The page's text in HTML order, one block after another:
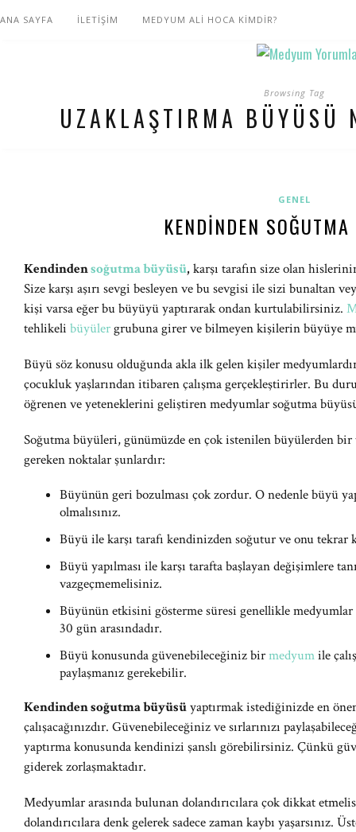
ANA SAYFA İLETİŞİM MEDYUM ALİ HOCA KİMDİR?
Browsing Tag
UZAKLAŞTIRMA BÜYÜSÜ
GENEL
KENDINDEN
Kendindensoğutma büyüsü,karşı tarafın size olan
Size karşı aşırı sevgi besleyen ve bu sevgisi ile sizi bunaltan
kişi varsa eğer bu büyüyü yaptırarak ondan kurtulabilirsiniz.
tehlikeli büyülergrubuna girer ve bilmeyen kişilerin büyüye
Büyü söz konusu olduğunda akla ilk gelen kişiler
çocukluk yaşlarından itibaren çalışma gerçekleştirirler. Bu
öğrenen ve yeteneklerini geliştiren medyumlar soğutma
Soğutma büyüleri, günümüzde en çok istenilen büyülerden
gereken noktalar şunlardır:
Büyünün geri bozulması çok zordur. O nedenle büyü
olmalısınız.
Büyü ile karşı tarafı kendinizden soğutur ve onu tekrar
Büyü yapılması ile karşı tarafta başlayan değişimlere
vazgeçmemelisiniz.
Büyünün etkisini gösterme süresi genellikle
30 gün arasındadır.
Büyü konusunda güvenebileceğiniz birmedyumile
paylaşmanız gerekebilir.
Kendinden soğutma büyüsüyaptırmak istediğinizde en
çalışacağınızdır. Güvenebileceğiniz ve sırlarınızı
yaptırma konusunda kendinizi şanslı görebilirsiniz. Çünkü
giderek zorlaşmaktadır.
Medyumlar arasında bulunan dolandırıcılara çok dikkat
dolandırıcılara denk gelerek sadece zaman kaybı yaşarsınız.